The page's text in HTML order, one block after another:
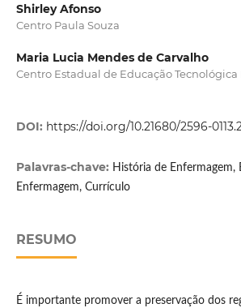
Shirley Afonso
Centro Paula Souza
Maria Lucia Mendes de Carvalho
Centro Estadual de Educação Tecnológica
DOI: https://doi.org/10.21680/2596-
Palavras-chave: História de Enfermagem,
Enfermagem, Currículo
RESUMO
É importante promover a preservação dos